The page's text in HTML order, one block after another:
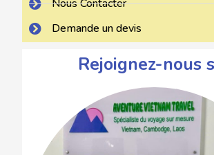
Nous Contacter
Demande un devis
Rejoignez-nous